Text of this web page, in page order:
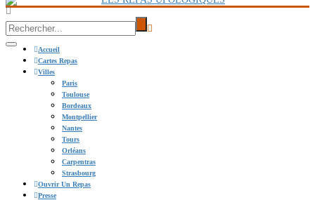
Accueil
Cartes Repas
Villes
Paris
Toulouse
Bordeaux
Montpellier
Nantes
Tours
Orléans
Carpentras
Strasbourg
Ouvrir Un Repas
Presse